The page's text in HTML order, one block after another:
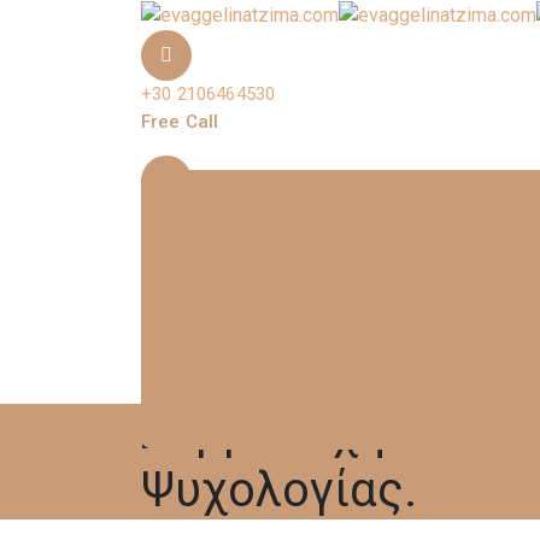
+30 2106464530
Free Call
Συμμετοχή στο
Ψυχολογίας.